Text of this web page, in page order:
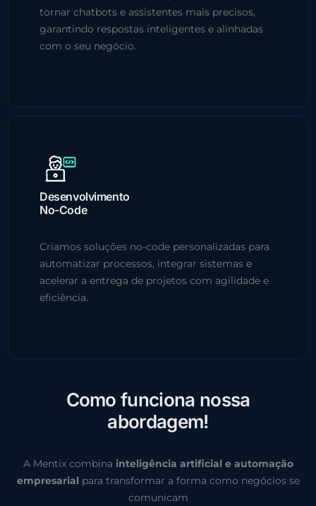
tornar chatbots e assistentes mais precisos,
garantindo respostas inteligentes e alinhadas
com o seu negócio.
Desenvolvimento
No-Code
Criamos soluções no-code personalizadas para
automatizar processos, integrar sistemas e
acelerar a entrega de projetos com agilidade e
eficiência.
Como funciona nossa
abordagem!
A Mentix combina inteligência artificial e automação
empresarial para transformar a forma como negócios se
comunicam